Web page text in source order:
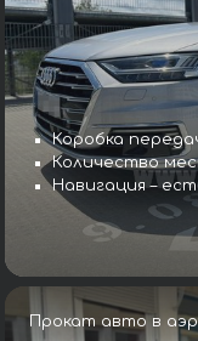
Коробка
Количество
Навигация –
Прокат авто в